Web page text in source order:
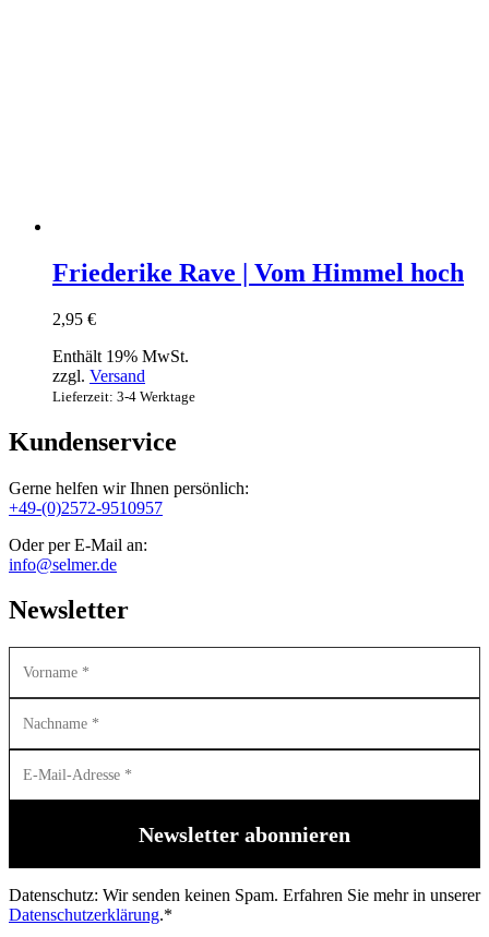
Friederike Rave | Vom Himmel hoch
2,95 €
Enthält 19% MwSt.
zzgl. Versand
Lieferzeit: 3-4 Werktage
Kundenservice
Gerne helfen wir Ihnen persönlich:
+49-(0)2572-9510957
Oder per E-Mail an:
info@selmer.de
Newsletter
Datenschutz: Wir senden keinen Spam. Erfahren Sie mehr in unserer
Datenschutzerklärung.*